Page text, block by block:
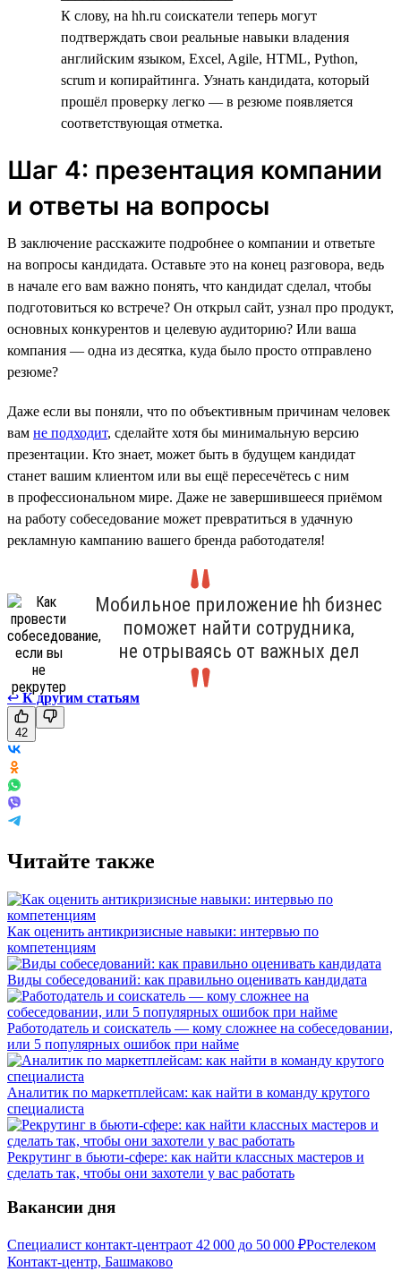
К слову, на hh.ru соискатели теперь могут
подтверждать свои реальные навыки владения
английским языком, Excel, Agile, HTML, Python,
scrum и копирайтинга. Узнать кандидата, который
прошёл проверку легко — в резюме появляется
соответствующая отметка.
Шаг 4: презентация компании
и ответы на вопросы
В заключение расскажите подробнее о компании и ответьте
на вопросы кандидата. Оставьте это на конец разговора, ведь
в начале его вам важно понять, что кандидат сделал, чтобы
подготовиться ко встрече? Он открыл сайт, узнал про продукт,
основных конкурентов и целевую аудиторию? Или ваша
компания — одна из десятка, куда было просто отправлено
резюме?
Даже если вы поняли, что по объективным причинам человек
вам не подходит, сделайте хотя бы минимальную версию
презентации. Кто знает, может быть в будущем кандидат
станет вашим клиентом или вы ещё пересечётесь с ним
в профессиональном мире. Даже не завершившееся приёмом
на работу собеседование может превратиться в удачную
рекламную кампанию вашего бренда работодателя!
Мобильное приложение hh бизнес
поможет найти сотрудника,
не отрываясь от важных дел
↩ К другим статьям
42
Читайте также
Как оценить антикризисные навыки: интервью по
компетенциям
Виды собеседований: как правильно оценивать кандидата
Работодатель и соискатель — кому сложнее на собеседовании,
или 5 популярных ошибок при найме
Аналитик по маркетплейсам: как найти в команду крутого
специалиста
Рекрутинг в бьюти-сфере: как найти классных мастеров и
сделать так, чтобы они захотели у вас работать
Вакансии дня
Специалист контакт-центраот 42 000 до 50 000 ₽Ростелеком
Контакт-центр, Башмаково